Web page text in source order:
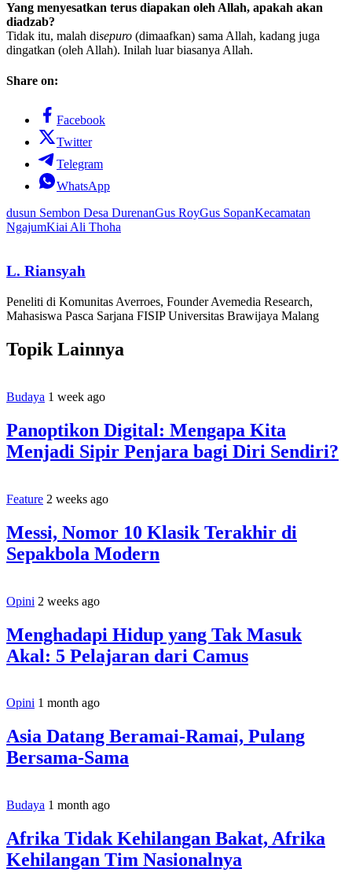
Yang menyesatkan terus diapakan oleh Allah, apakah akan
diadzab?
Tidak itu, malah disepuro (dimaafkan) sama Allah, kadang juga
dingatkan (oleh Allah). Inilah luar biasanya Allah.
Share on:
Facebook
Twitter
Telegram
WhatsApp
dusun Sembon Desa DurenanGus RoyGus SopanKecamatan
NgajumKiai Ali Thoha
L. Riansyah
Peneliti di Komunitas Averroes, Founder Avemedia Research,
Mahasiswa Pasca Sarjana FISIP Universitas Brawijaya Malang
Topik Lainnya
Budaya 1 week ago
Panoptikon Digital: Mengapa Kita
Menjadi Sipir Penjara bagi Diri Sendiri?
Feature 2 weeks ago
Messi, Nomor 10 Klasik Terakhir di
Sepakbola Modern
Opini 2 weeks ago
Menghadapi Hidup yang Tak Masuk
Akal: 5 Pelajaran dari Camus
Opini 1 month ago
Asia Datang Beramai-Ramai, Pulang
Bersama-Sama
Budaya 1 month ago
Afrika Tidak Kehilangan Bakat, Afrika
Kehilangan Tim Nasionalnya